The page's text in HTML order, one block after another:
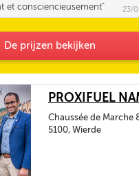
et consciencieusement
23/
De prijzen bekijken
PROXIFUEL
Chaussée de Marche
5100, Wierde